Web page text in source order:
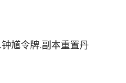
馗令牌.副本重置丹